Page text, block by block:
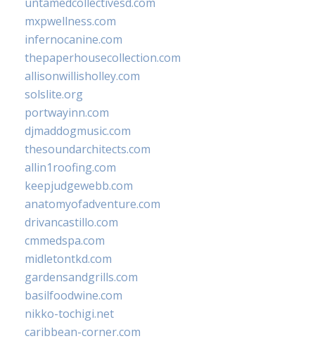
mxpwellness.com
infernocanine.com
thepaperhousecollection.com
allisonwillisholley.com
solslite.org
portwayinn.com
djmaddogmusic.com
thesoundarchitects.com
allin1roofing.com
keepjudgewebb.com
anatomyofadventure.com
drivancastillo.com
cmmedspa.com
midletontkd.com
gardensandgrills.com
basilfoodwine.com
nikko-tochigi.net
caribbean-corner.com